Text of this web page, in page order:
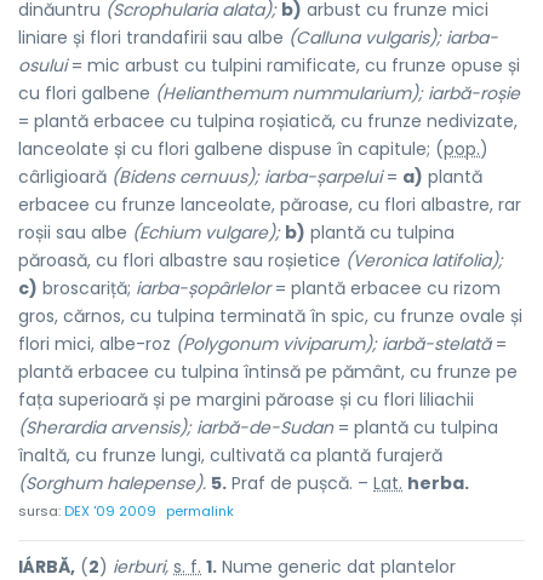
dinăuntru (Scrophularia alata); b) arbust cu frunze mici
liniare și flori trandafirii sau albe (Calluna vulgaris); iarba-
osului= mic arbust cu tulpini ramificate, cu frunze opuse și
cu flori galbene (Helianthemum nummularium); iarbă-roșie
= plantă erbacee cu tulpina roșiatică, cu frunze nedivizate,
lanceolate și cu flori galbene dispuse în capitule; (pop.)
cârligioară (Bidens cernuus); iarba-șarpelui= a) plantă
erbacee cu frunze lanceolate, păroase, cu flori albastre, rar
roșii sau albe (Echium vulgare); b) plantă cu tulpina
păroasă, cu flori albastre sau roșietice (Veronica latifolia);
c) broscariță; iarba-șopârlelor= plantă erbacee cu rizom
gros, cărnos, cu tulpina terminată în spic, cu frunze ovale și
flori mici, albe-roz (Polygonum viviparum); iarbă-stelată=
plantă erbacee cu tulpina întinsă pe pământ, cu frunze pe
fața superioară și pe margini păroase și cu flori liliachii
(Sherardia arvensis); iarbă-de-Sudan= plantă cu tulpina
înaltă, cu frunze lungi, cultivată ca plantă furajeră
(Sorghum halepense). 5. Praf de pușcă. – Lat. herba.
sursa:DEX '09 2009 permalink
IÁRBĂ, (2) ierburi, s. f. 1. Nume generic dat plantelor